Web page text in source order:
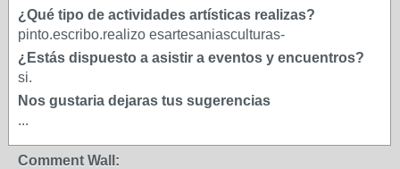
¿Qué tipo de actividades artísticas realizas?
pinto.escribo.realizo esartesaniasculturas-
¿Estás dispuesto a asistir a eventos y encuentros?
si.
Nos gustaria dejaras tus sugerencias
...
Comment Wall: